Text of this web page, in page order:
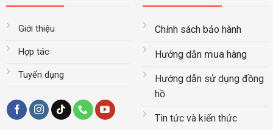
Giới thiệu
Hợp tác
Tuyển dụng
Chính sách bảo hành
Hướng dẫn muahàng
Hướng dẫn sử dụng đồng
hồ
Tin tức và kiến thức